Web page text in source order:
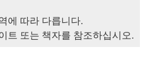
에 따라 다릅니다.
트 또는 책자를 참조하십시오.